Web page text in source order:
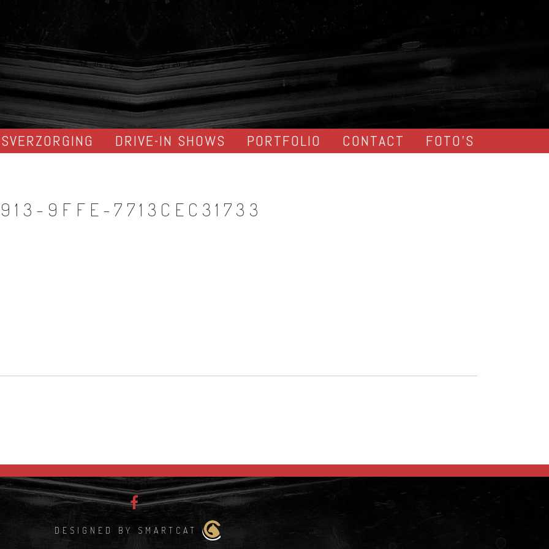
DRIVE-IN SHOWS PORTFOLIO CONTACT FOTO’S
9FFE-7713CEC31733
DESIGNED BY SMARTCAT